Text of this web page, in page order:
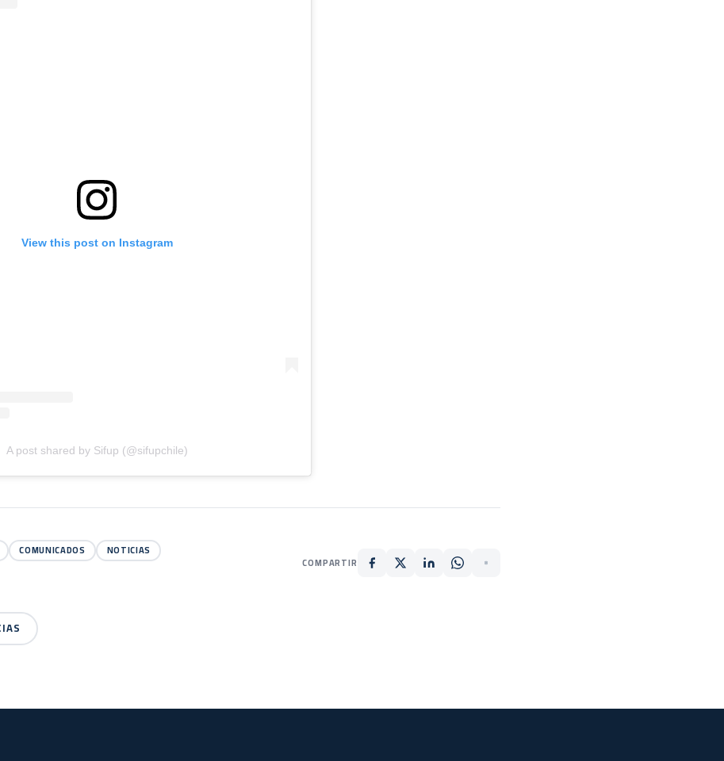
View this post on Instagram
A post shared by Sifup (@sifupchile)
COMUNICADOS
NOTICIAS
COMPARTIR